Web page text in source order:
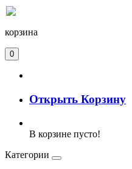
корзина
0
Открыть Корзину
В корзине пусто!
Категории